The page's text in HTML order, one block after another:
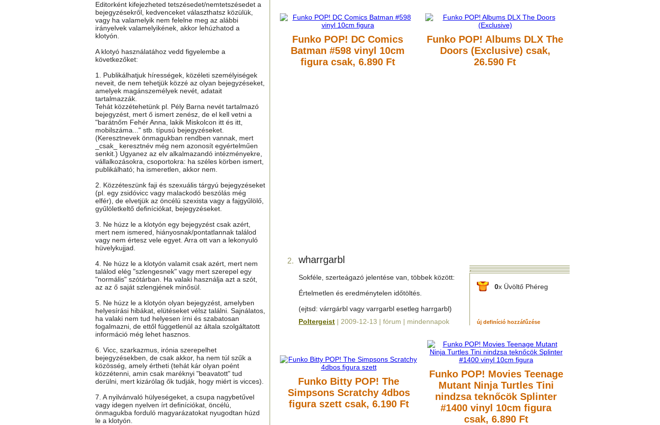
Editorként kifejezheted tetszésedet/nemtetszésedet a
bejegyzésekről, kedvenceket választhatsz közülük,
vagy ha valamelyik nem felelne meg az alábbi
irányelvek valamelyikének, akkor lehúzhatod a
klotyón.
A klotyó használatához vedd figyelembe a
következőket:
1. Publikálhatjuk hírességek, közéleti személyiségek
neveit, de nem tehetjük közzé az olyan bejegyzéseket,
amelyek magánszemélyek nevét, adatait
tartalmazzák.
Tehát közzétehetünk pl. Pély Barna nevét tartalmazó
bejegyzést, mert ő ismert zenész, de el kell vetni a
"barátnőm Fehér Anna, lakik Miskolcon itt és itt,
mobilszáma..." stb. típusú bejegyzéseket.
(Keresztnevek önmagukban rendben vannak, mert
_csak_ keresztnév még nem azonosít egyértelműen
senkit.) Ugyanez az elv alkalmazandó intézményekre,
vállalkozásokra, csoportokra: ha széles körben ismert,
publikálható; ha ismeretlen, akkor nem.
2. Közzéteszünk faji és szexuális tárgyú bejegyzéseket
(pl. egy zsidóvicc vagy malackodó beszólás még
elfér), de elvetjük az öncélú szexista vagy a fajgyűlölő,
gyűlöletkeltő definíciókat, bejegyzéseket.
3. Ne húzz le a klotyón egy bejegyzést csak azért,
mert nem ismered, hiányosnak/pontatlannak találod
vagy nem értesz vele egyet. Arra ott van a lekonyuló
hüvelykujjad.
4. Ne húzz le a klotyón valamit csak azért, mert nem
találod elég "szlengesnek" vagy mert szerepel egy
"normális" szótárban. Ha valaki használja azt a szót,
az az ő saját szlengjének minősül.
5. Ne húzz le a klotyón olyan bejegyzést, amelyben
helyesírási hibákat, elütéseket vélsz találni. Sajnálatos,
ha valaki nem tud helyesen írni és szabatosan
fogalmazni, de ettől függetlenül az általa szolgáltatott
információ még lehet hasznos.
6. Vicc, szarkazmus, irónia szerepelhet
bejegyzésekben, de csak akkor, ha nem túl szűk a
közösség, amely értheti (tehát kár olyan poént
közzétenni, amin csak maréknyi "beavatott" tud
derülni, mert kizárólag ők tudják, hogy miért is vicces).
7. A nyilvánvaló hülyeségeket, a csupa nagybetűvel
vagy idegen nyelven írt definíciókat, öncélú,
önmagukba forduló magyarázatokat nyugodtan húzd
le a klotyón.
Funko POP! DC Comics
Batman #598 vinyl 10cm
figuracsak, 6.890 Ft
Funko POP! Albums DLX The
Doors (Exclusive) csak,
26.590 Ft
2. wharrgarbl
Sokféle, szerteágazó jelentése van, többek között:
Értelmetlen és eredménytelen időtöltés.
(ejtsd: várrgárbl vagy varrgarbl esetleg harrgarbl)
0x Üvöltő Phéreg
Poltergeist | 2009-12-13 | fórum | mindennapok új definíció hozzáfűzése
Funko Bitty POP! The
Simpsons Scratchy 4dbos
figura szettcsak, 6.190 Ft
Funko POP! Movies Teenage
Mutant Ninja Turtles Tini
nindzsa teknőcök Splinter
#1400 vinyl 10cm figura
csak, 6.890 Ft